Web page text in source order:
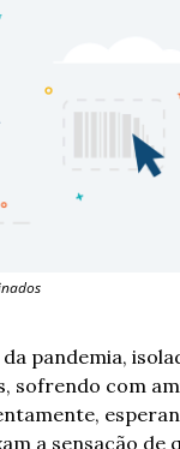
pandemia,
sofrendo com
a sensação